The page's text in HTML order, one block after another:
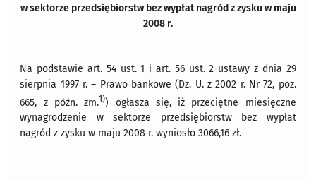
w sektorze przedsiębiorstw bez wypłat nagród z zysku w maju
2008 r.
Na podstawie art. 54 ust. 1 i art. 56 ust. 2 ustawy z dnia 29
sierpnia 1997 r. – Prawo bankowe (Dz. U. z 2002 r. Nr 72, poz.
665, z późn. zm.1)) ogłasza się, iż przeciętne miesięczne
wynagrodzenie w sektorze przedsiębiorstw bez wypłat
nagród z zysku w maju 2008 r. wyniosło 3066,16 zł.